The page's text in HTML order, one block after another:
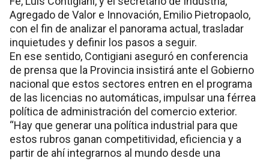
Agregado de Valor e Innovación, Emilio Pietropaolo,
con el fin de analizar el panorama actual, trasladar
inquietudes y definir los pasos a seguir.
En ese sentido, Contigiani aseguró en conferencia
de prensa que la Provincia insistirá ante el Gobierno
nacional que estos sectores entren en el programa
de las licencias no automáticas, impulsar una férrea
política de administración del comercio exterior.
“Hay que generar una política industrial para que
estos rubros ganan competitividad, eficiencia y a
partir de ahí integrarnos al mundo desde una